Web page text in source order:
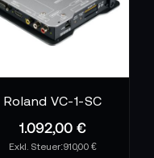
bis zu
Tools. Für
Creators, die
aus Tradition,
Roland VC-1-SC
1.092,00 €
910,00 €